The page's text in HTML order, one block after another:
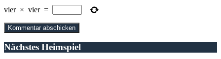
vier × vier =
Nächstes Heimspiel